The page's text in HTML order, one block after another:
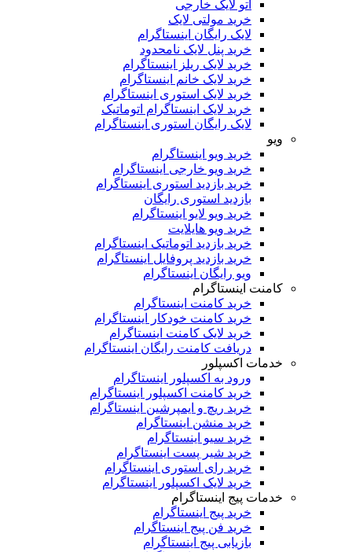
اتو لایک خارجی
خرید مولتی لایک
لایک رایگان اینستاگرام
خرید پنل لایک نامحدود
خرید لایک ریلز اینستاگرام
خرید لایک خانم اینستاگرام
خرید لایک استوری اینستاگرام
خرید لایک اینستاگرام اتوماتیک
لایک رایگان استوری اینستاگرام
ویو
خرید ویو اینستاگرام
خرید ویو خارجی اینستاگرام
خرید بازدید استوری اینستاگرام
بازدید استوری رایگان
خرید ویو لایو اینستاگرام
خرید ویو هایلایت
خرید بازدید اتوماتیک اینستاگرام
خرید بازدید پروفایل اینستاگرام
ویو رایگان اینستاگرام
کامنت اینستاگرام
خرید کامنت اینستاگرام
خرید کامنت خودکار اینستاگرام
خرید لایک کامنت اینستاگرام
دریافت کامنت رایگان اینستاگرام
خدمات اکسپلور
ورود به اکسپلور اینستاگرام
خرید کامنت اکسپلور اینستاگرام
خرید ریچ و ایمپرشین اینستاگرام
خرید منشن اینستاگرام
خرید سیو اینستاگرام
خرید شیر پست اینستاگرام
خرید رای استوری اینستاگرام
خرید لایک اکسپلور اینستاگرام
خدمات پیج اینستاگرام
خرید پیج اینستاگرام
خرید فن پیج اینستاگرام
بازیابی پیج اینستاگرام